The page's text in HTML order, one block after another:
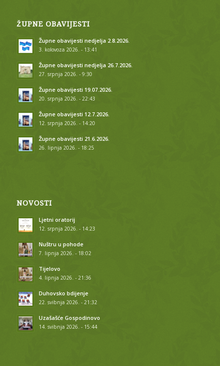
ŽUPNE OBAVIJESTI
Župne obavijesti nedjelja 2.8.2026.
3. kolovoza 2026. - 13:41
Župne obavijesti nedjelja 26.7.2026.
27. srpnja 2026. - 9:30
Župne obavijesti 19.07.2026.
20. srpnja 2026. - 22:43
Župne obavijesti 12.7.2026.
12. srpnja 2026. - 14:20
Župne obavijesti 21.6.2026.
26. lipnja 2026. - 18:25
NOVOSTI
Ljetni oratorij
12. srpnja 2026. - 14:23
Nuštru u pohode
7. lipnja 2026. - 18:02
Tijelovo
4. lipnja 2026. - 21:36
Duhovsko bdijenje
22. svibnja 2026. - 21:32
Uzašašće Gospodinovo
14. svibnja 2026. - 15:44